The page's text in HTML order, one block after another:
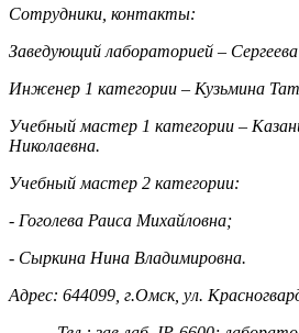
Сотрудники, контакты:
Заведующий лабораторией –
Инженер 1 категории – Кузьмина
Учебный мастер 1 категории –
Николаевна.
Учебный мастер 2 категории:
- Гоголева Раиса Михайловна;
- Сыркина Нина Владимировна.
Адрес: 644099, г.Омск, ул.